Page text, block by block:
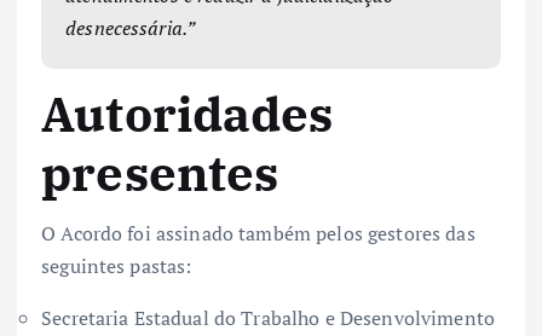
desnecessária.”
Autoridades
presentes
O Acordo foi assinado também pelos gestores das
seguintes pastas:
Secretaria Estadual do Trabalho e Desenvolvimento